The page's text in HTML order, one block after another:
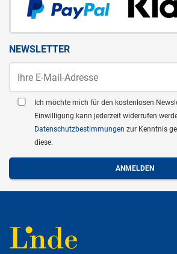
NEWSLETTER
Ich möchte mich für den kostenlosen
Einwilligung kann jederzeit widerrufen
Datenschutzbestimmungen zur Kenntnis
diese.